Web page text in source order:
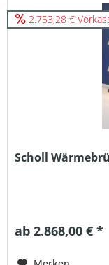
2.753,28 €
Scholl
ab 2.868,00 € *